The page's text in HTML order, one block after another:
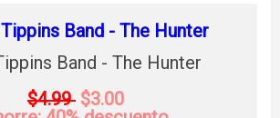
Band - The Hunter
$4.99 $3.00